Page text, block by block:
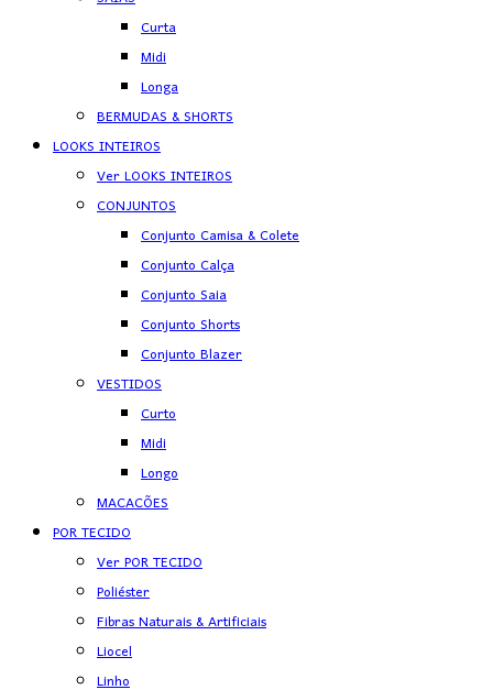
Curta
Midi
Longa
BERMUDAS & SHORTS
LOOKS INTEIROS
Ver LOOKS INTEIROS
CONJUNTOS
Conjunto Camisa & Colete
Conjunto Calça
Conjunto Saia
Conjunto Shorts
Conjunto Blazer
VESTIDOS
Curto
Midi
Longo
MACACÕES
POR TECIDO
Ver POR TECIDO
Poliéster
Fibras Naturais & Artificiais
Liocel
Linho